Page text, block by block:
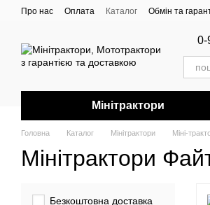
Перейти до основного контенту
Про нас Оплата Каталог Обмін та
0-
Мінітрактори
Головна Каталог Мінітрактори Міні-
Мінітрактори
Безкоштовна доставка